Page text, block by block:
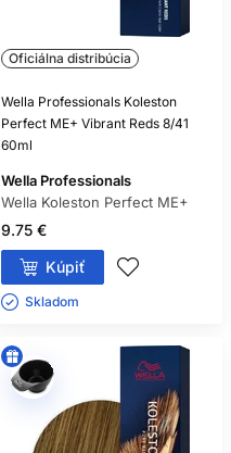
Oficiálna distribúcia
Wella Professionals Koleston
Perfect ME+ Vibrant Reds 8/41
60ml
Wella Professionals
Wella Koleston Perfect ME+
9.75 €
Kúpiť
Skladom ㅤ